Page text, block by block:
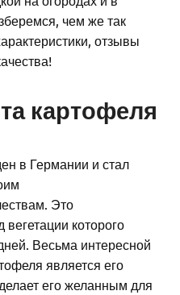
чем же так
отзывы
картофеля
в Германии и стал
Это
которого
Весьма интересной
является его
его желанным для